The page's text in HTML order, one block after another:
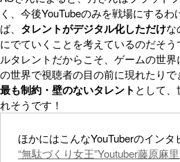
く、今後YouTubeのみを戦場にする
ば、 タレントがデジタル化しただけな
にでていくことを考えているのだそ
ルタレントだからこそ、ゲームの世
の世界で視聴者の目の前に現れたり
最も制約・壁のないタレント として
れそうです！
ほかにはこんなYouTuberのイン
“無駄づくり女王”Youtuber藤原麻